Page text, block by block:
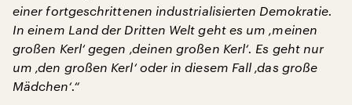
einer fortgeschrittenen industrialisierten Demokratie.
In einem Land der Dritten Welt geht es um ‚meinen
großen Kerl‘ gegen ‚deinen großen Kerl‘. Es geht nur
um ‚den großen Kerl‘ oder in diesem Fall ‚das große
Mädchen‘.“